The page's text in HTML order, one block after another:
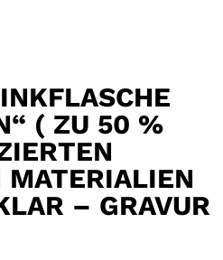
( ZU 50 %
MATERIALIEN
– GRAVUR